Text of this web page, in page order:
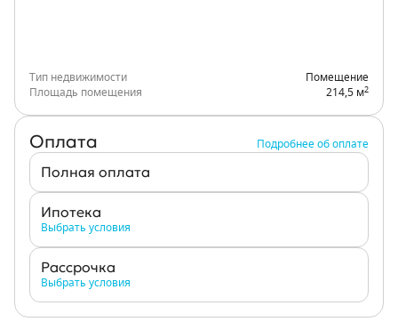
Тип недвижимости
Помещение
Площадь помещения
214,5 м2
Оплата Подробнее об оплате
Полная оплата
Ипотека
Выбрать условия
Рассрочка
Выбрать условия